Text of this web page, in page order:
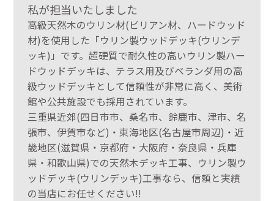
私が担当いたしました
高級天然木のウリン材(ビリアン材、ハードウッド
材)を使用した「ウリン製ウッドデッキ(ウリンデ
ッキ)」です。超硬質で耐久性の高いウリン製ハー
ドウッドデッキは、テラス用及びベランダ用の高
級ウッドデッキとして信頼性が非常に高く、美術
館や公共施設でも採用されています。
三重県近郊(四日市市、桑名市、鈴鹿市、津市、名
張市、伊賀市など)・東海地区(名古屋市周辺)・近
畿地区(滋賀県・京都府・大阪府・奈良県・兵庫
県・和歌山県)での天然木デッキ工事、ウリン製ウ
ッドデッキ(ウリンデッキ)工事なら、信頼と実績
の当店にお任せください!!